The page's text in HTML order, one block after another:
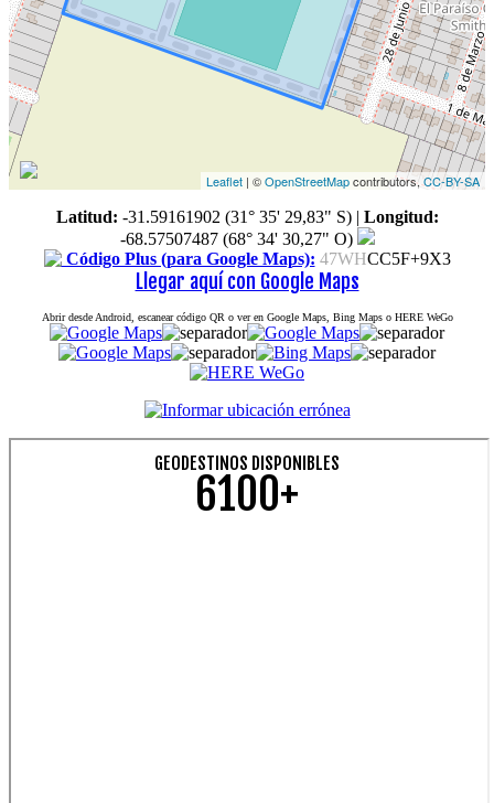
Leaflet | ©OpenStreetMapcontributors,CC-BY-SA
Latitud: -31.59161902 (31° 35' 29,83" S)| Longitud:
-68.57507487 (68° 34' 30,27" O)
Código Plus (para Google Maps): 47WHCC5F+9X3
Llegar aquí con Google Maps
Abrir desde Android, escanear código QR o ver en Google Maps, Bing Maps o HERE WeGo
GEODESTINOS DISPONIBLES
6100+